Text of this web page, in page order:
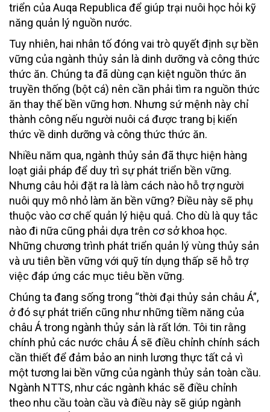
triển của Auqa Republica để giúp trại nuôi học hỏi kỹ
năng quản lý nguồn nước.
Tuy nhiên, hai nhân tố đóng vai trò quyết định sự bền
vững của ngành thủy sản là dinh dưỡng và công thức
thức ăn. Chúng ta đã dùng cạn kiệt nguồn thức ăn
truyền thống (bột cá) nên cần phải tìm ra nguồn thức
ăn thay thế bền vững hơn. Nhưng sứ mệnh này chỉ
thành công nếu người nuôi cá được trang bị kiến
thức về dinh dưỡng và công thức thức ăn.
Nhiều năm qua, ngành thủy sản đã thực hiện hàng
loạt giải pháp để duy trì sự phát triển bền vững.
Nhưng câu hỏi đặt ra là làm cách nào hỗ trợ người
nuôi quy mô nhỏ làm ăn bền vững? Điều này sẽ phụ
thuộc vào cơ chế quản lý hiệu quả. Cho dù là quy tắc
nào đi nữa cũng phải dựa trên cơ sở khoa học.
Những chương trình phát triển quản lý vùng thủy sản
và ưu tiên bền vững với quỹ tín dụng thấp sẽ hỗ trợ
việc đáp ứng các mục tiêu bền vững.
Chúng ta đang sống trong “thời đại thủy sản châu Á”,
ở đó sự phát triển cũng như những tiềm năng của
châu Á trong ngành thủy sản là rất lớn. Tôi tin rằng
chính phủ các nước châu Á sẽ điều chỉnh chính sách
cần thiết để đảm bảo an ninh lương thực tất cả vì
một tương lai bền vững của ngành thủy sản toàn cầu.
Ngành NTTS, như các ngành khác sẽ điều chỉnh
theo nhu cầu toàn cầu và điều này sẽ giúp ngành